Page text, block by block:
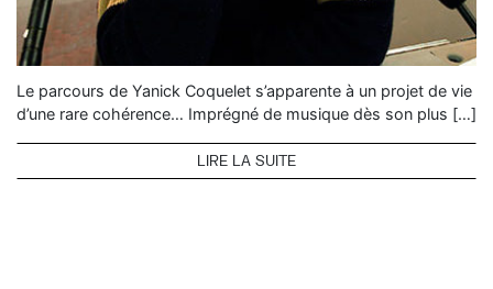
Le parcours de Yanick Coquelet s’apparente à un projet de vie
d’une rare cohérence… Imprégné de musique dès son plus […]
LIRE LA SUITE